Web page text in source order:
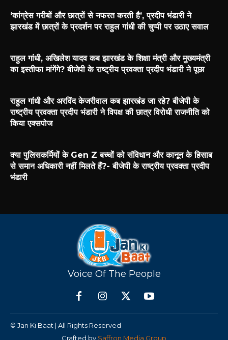
‘कांग्रेस गरीबों और छात्रों से नफरत करती है’, प्रदीप भंडारी ने
झारखंड में छात्रों के प्रदर्शन पर राहुल गांधी की चुप्पी पर उठाए सवाल
राहुल गांधी, अखिलेश यादव कब झारखंड के शिक्षा मंत्री और मुख्यमंत्री
का इस्तीफा मांगेंगे? बीजेपी के राष्ट्रीय प्रवक्ता प्रदीप भंडारी ने पूछा
राहुल गांधी और अरविंद केजरीवाल कब झारखंड जा रहे? बीजेपी के
राष्ट्रीय प्रवक्ता प्रदीप भंडारी ने विपक्ष की छात्र विरोधी राजनीति को
किया एक्सपोज
क्या पुलिसकर्मियों के Gen Z बच्चों को संविधान और कानून के हिसाब
से समान अधिकारी नहीं मिलते हैं?- बीजेपी के राष्ट्रीय प्रवक्ता प्रदीप
भंडारी
Voice Of The People
© Jan Ki Baat | All Rights Reserved
Crafted by Saffron Media Group